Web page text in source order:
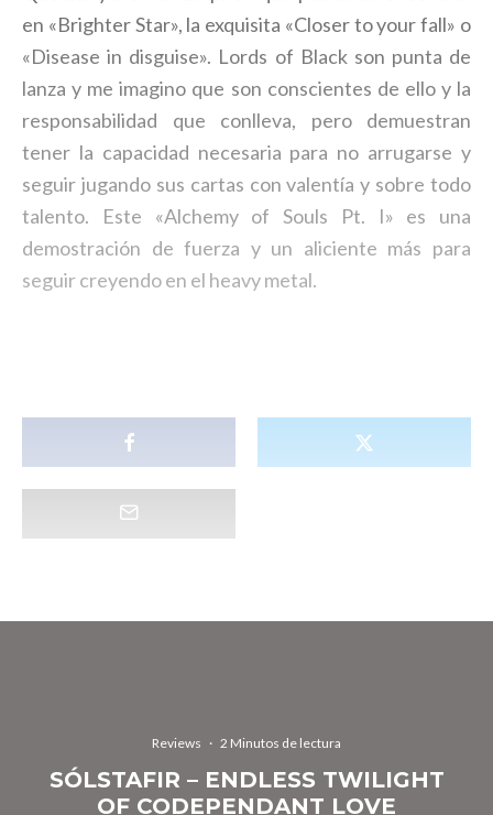
en «Brighter Star», la exquisita «Closer to your fall» o
«Disease in disguise». Lords of Black son punta de
lanza y me imagino que son conscientes de ello y la
responsabilidad que conlleva, pero demuestran
tener la capacidad necesaria para no arrugarse y
seguir jugando sus cartas con valentía y sobre todo
talento. Este «Alchemy of Souls Pt. I» es una
demostración de fuerza y un aliciente más para
seguir creyendo en el heavy metal.
Reviews · 2 Minutos de lectura
SÓLSTAFIR – ENDLESS TWILIGHT
OF CODEPENDANT LOVE